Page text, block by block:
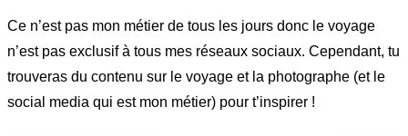
Ce n’est pas mon métier de tous les jours donc le voyage
n’est pas exclusif à tous mes réseaux sociaux. Cependant, tu
trouveras du contenu sur le voyage et la photographe (et le
social media qui est mon métier) pour t’inspirer !